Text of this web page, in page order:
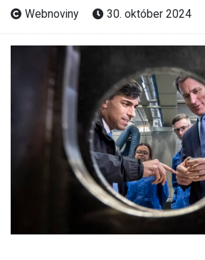
Webnoviny 30. október 2024